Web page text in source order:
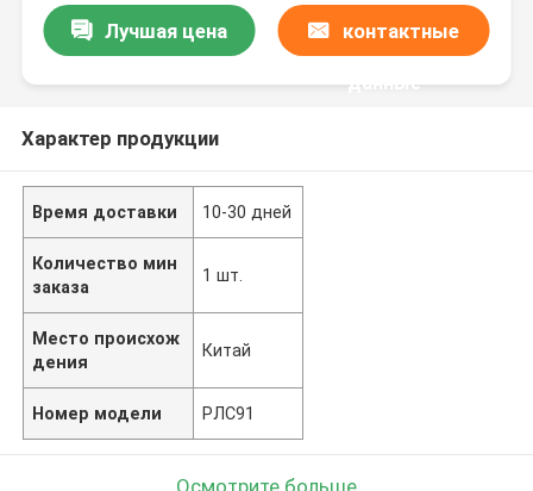
Лучшая цена контактные
данные
Характер продукции
Время доставки 10-30 дней
Количество мин
заказа
1 шт.
Место происхож
дения
Китай
Номер модели РЛС91
Осмотрите больше